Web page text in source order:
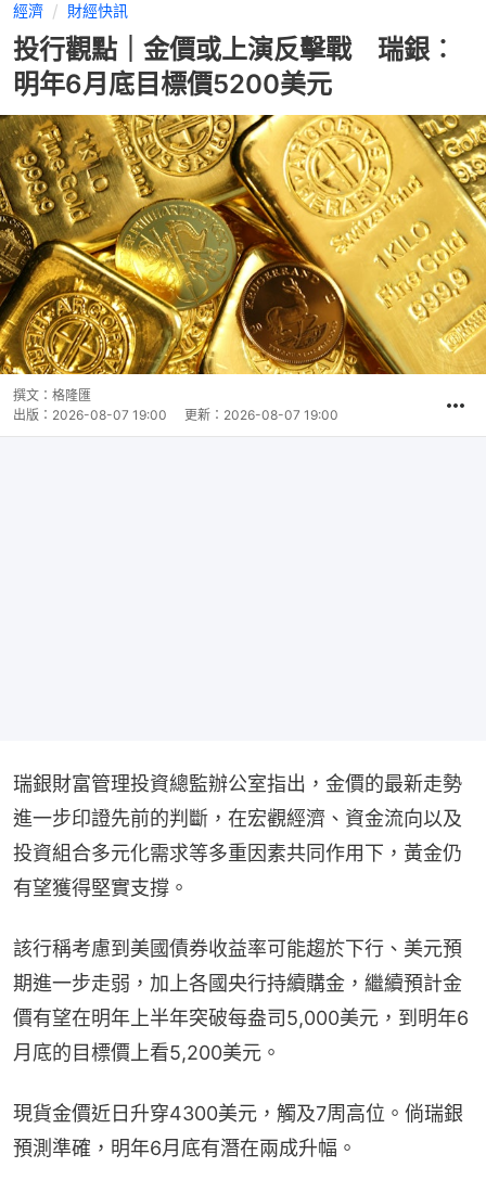
經濟 財經快訊
投行觀點｜金價或上演反擊戰 瑞銀︰
明年6月底目標價5200美元
撰文： 格隆匯
出版： 2026-08-07 19:00 更新： 2026-08-07 19:00
瑞銀財富管理投資總監辦公室指出，金價的最新走勢
進一步印證先前的判斷，在宏觀經濟、資金流向以及
投資組合多元化需求等多重因素共同作用下，黃金仍
有望獲得堅實支撐。
該行稱考慮到美國債券收益率可能趨於下行、美元預
期進一步走弱，加上各國央行持續購金，繼續預計金
價有望在明年上半年突破每盎司5,000美元，到明年6
月底的目標價上看5,200美元。
現貨金價近日升穿4300美元，觸及7周高位。倘瑞銀
預測準確，明年6月底有潛在兩成升幅。